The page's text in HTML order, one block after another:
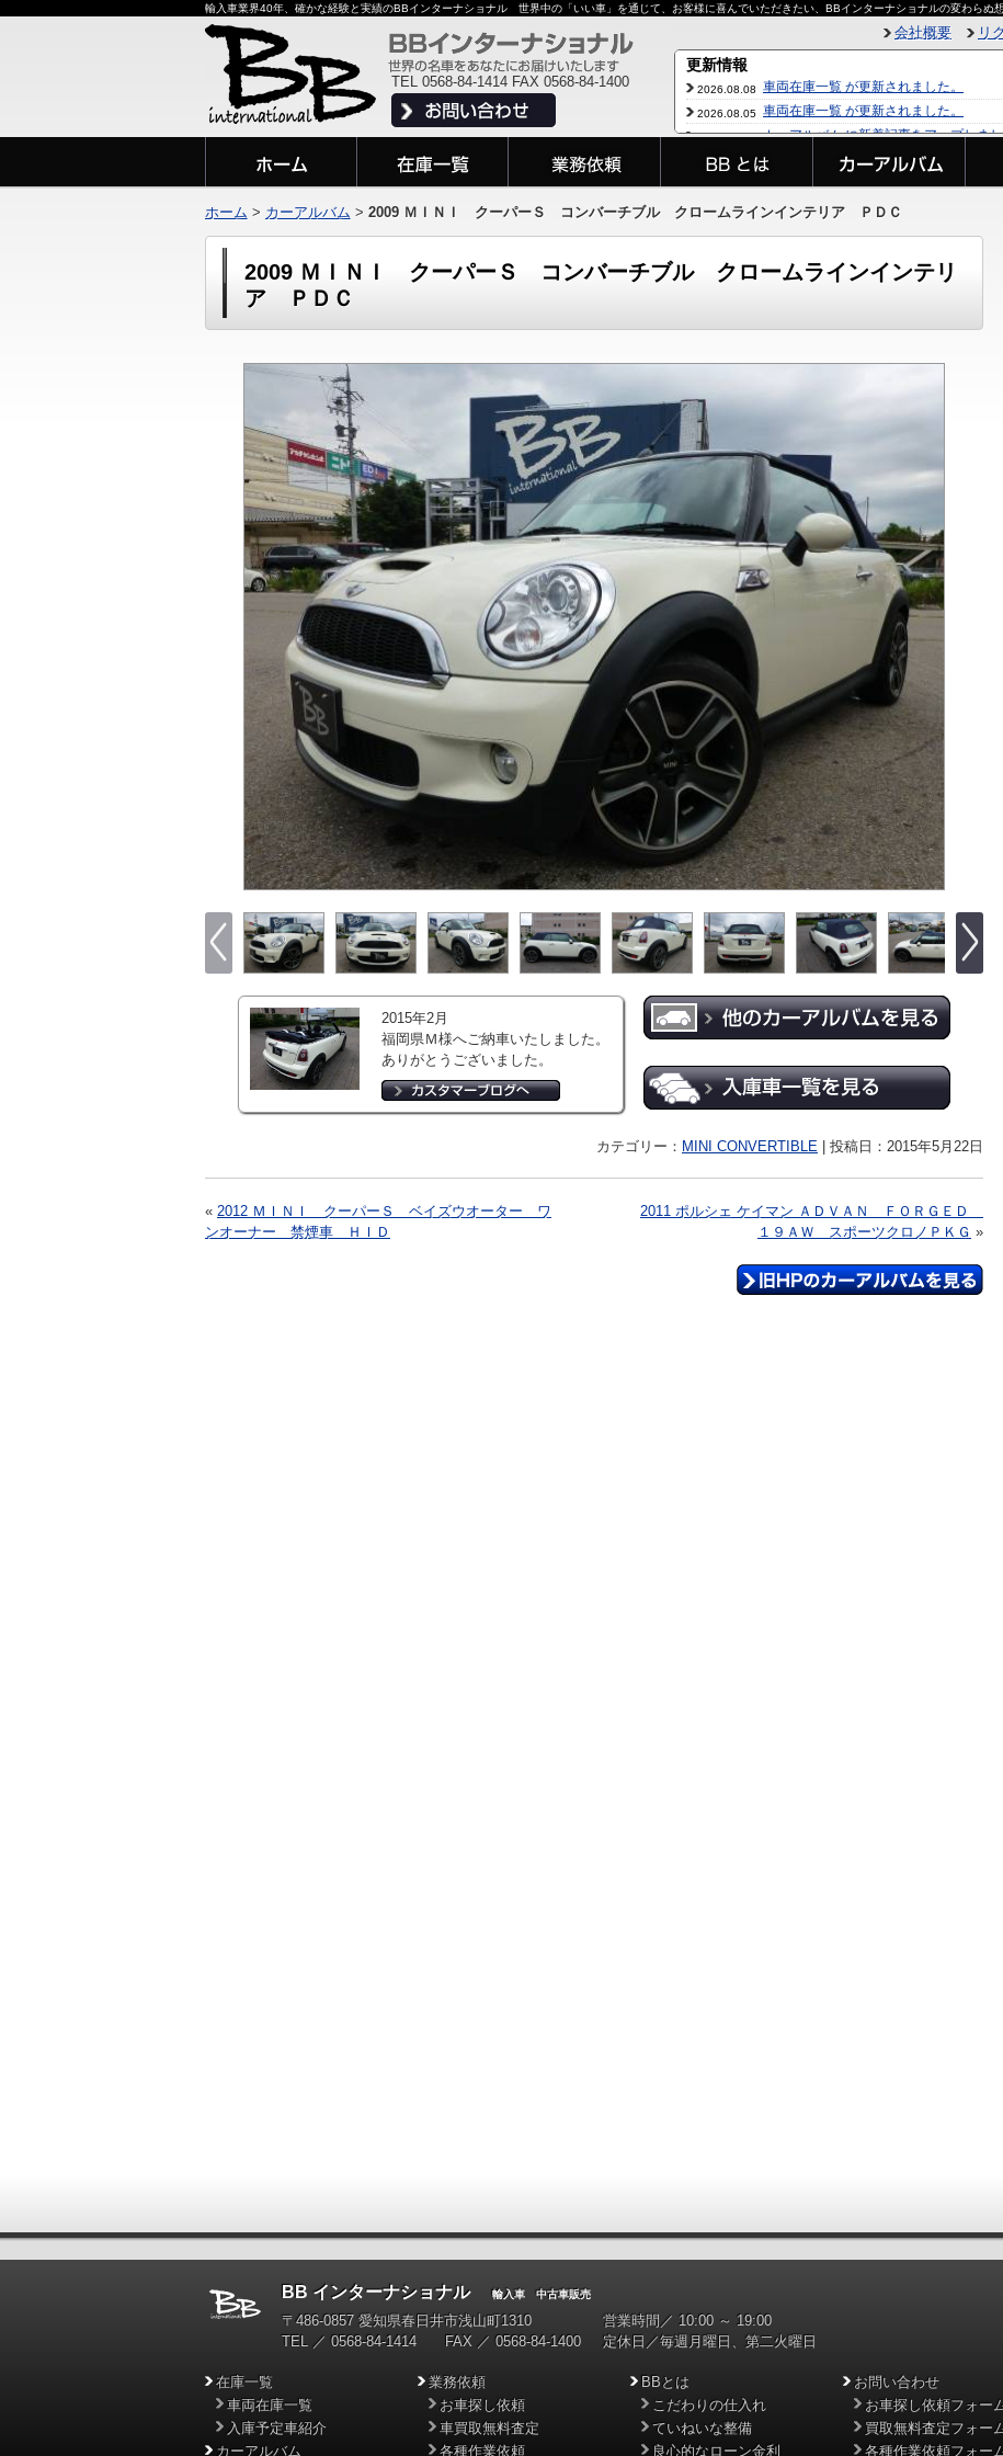
輸入車業界40年、確かな経験と実績のBBインターナショナル 世界中の「いい車」を通じて、お客様に喜んでいただきたい、BBインターナショナルの変わらぬ想
TEL 0568-84-1414 FAX 0568-84-1400
会社概要 リ
2009 ＭＩＮＩ クーパーＳ コンバーチブル クロームラインインテリ
ア ＰＤＣ
2015年2月
福岡県Ｍ様へご納車いたしました。
ありがとうございました。
カテゴリー： MINI CONVERTIBLE | 投稿日：2015年5月22日
« 2012 ＭＩＮＩ クーパーＳ ベイズウオーター ワ
ンオーナー 禁煙車 ＨＩＤ
2011 ポルシェ ケイマン ＡＤＶＡＮ ＦＯＲＧＥＤ
１９ＡＷ スポーツクロノＰＫＧ »
ホーム > カーアルバム > 2009 ＭＩＮＩ クーパーＳ コンバーチブル クロームラインインテリア ＰＤＣ
BB インターナショナル輸入車 中古車販売
〒486-0857 愛知県春日井市浅山町1310
TEL ／ 0568-84-1414 FAX ／ 0568-84-1400
営業時間／ 10:00 ～ 19:00
定休日／毎週月曜日、第二火曜日
在庫一覧
車両在庫一覧
入庫予定車紹介
カーアルバム
業務依頼
お車探し依頼
車買取無料査定
各種作業依頼
BBとは
こだわりの仕入れ
ていねいな整備
良心的なローン金利
お問い合わせ
お車探し依頼フォー
買取無料査定フォー
各種作業依頼フォー